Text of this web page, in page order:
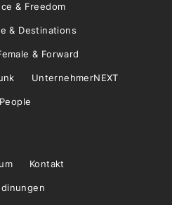
& Freedom
& Destinations
& Forward
UnternehmerNEXT
Kontakt